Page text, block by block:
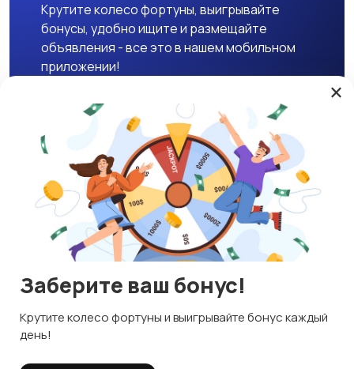
Крутите колесо фортуны, выигрывайте
бонусы, удобно ищите и размещайте
объявления - все это в нашем мобильном
приложении!
Скачать APK
Магазины Блог
О нас
Служба поддержки
☕ Поддержать проект
ИНН 592109881601
Используем куки и рекомендательные технологии
Это чтобы сайт работал лучше. Оставаясь с нами, вы
×
Заберите ваш бонус!
Крутите колесо фортуны и выигрывайте бонус каждый
день!